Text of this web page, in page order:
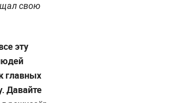
свою
эту
главных
Давайте